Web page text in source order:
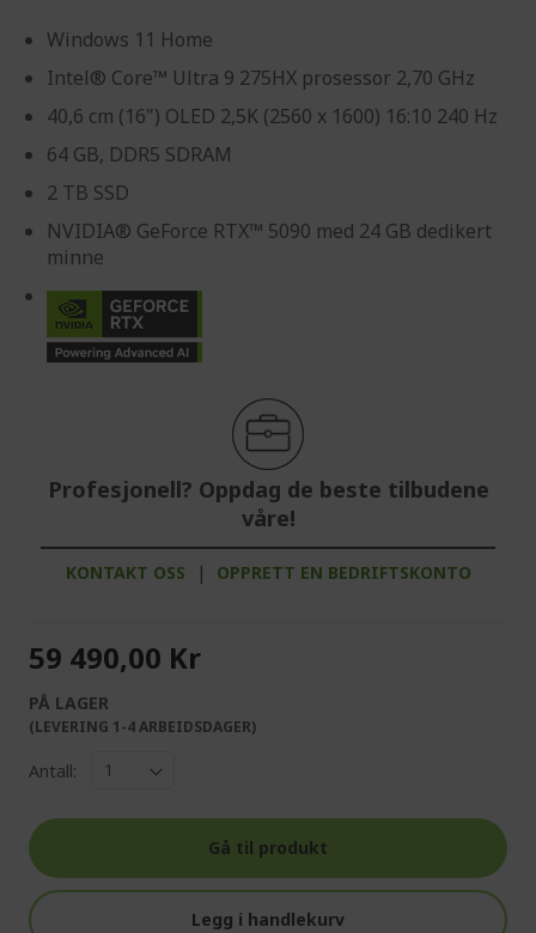
Windows 11 Home
Intel® Core™ Ultra 9 275HX prosessor 2,70 GHz
40,6 cm (16") OLED 2,5K (2560 x 1600) 16:10 240 Hz
64 GB, DDR5 SDRAM
2 TB SSD
NVIDIA® GeForce RTX™ 5090 med 24 GB dedikert
minne
Profesjonell? Oppdag de beste tilbudene
våre!
KONTAKT OSS | OPPRETT EN BEDRIFTSKONTO
59 490,00 Kr
PÅ LAGER
(LEVERING 1-4 ARBEIDSDAGER)
Antall:
Gå til produkt
Legg i handlekurv